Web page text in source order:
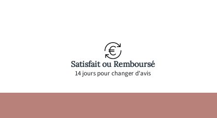
Satisfait ou Remboursé
14 jours pour changer d'avis